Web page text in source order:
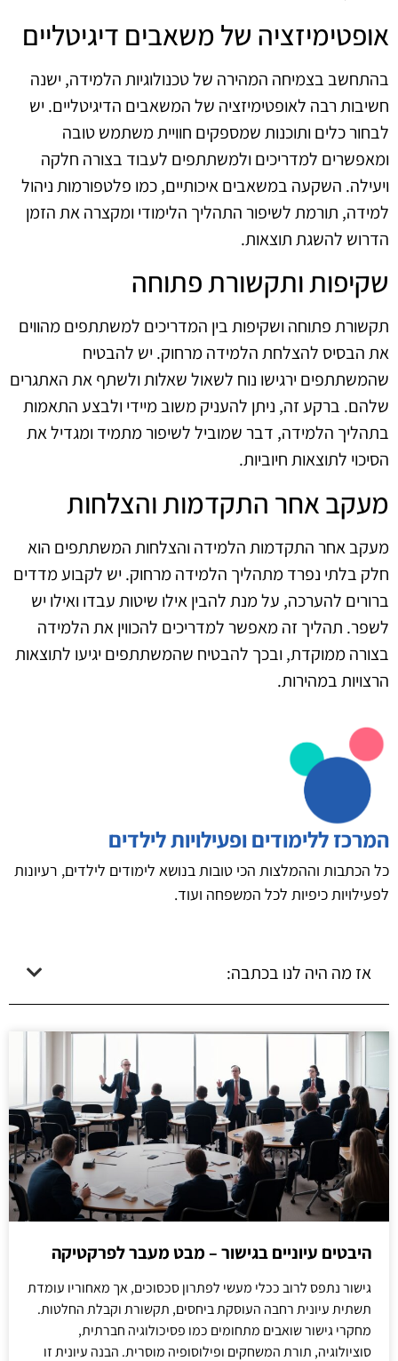
אופטימיזציה של משאבים דיגיטליים
בהתחשב בצמיחה המהירה של טכנולוגיות הלמידה, ישנה
חשיבות רבה לאופטימיזציה של המשאבים הדיגיטליים. יש
לבחור כלים ותוכנות שמספקים חוויית משתמש טובה
ומאפשרים למדריכים ולמשתתפים לעבוד בצורה חלקה
ויעילה. השקעה במשאבים איכותיים, כמו פלטפורמות ניהול
למידה, תורמת לשיפור התהליך הלימודי ומקצרה את הזמן
הדרוש להשגת תוצאות.
שקיפות ותקשורת פתוחה
תקשורת פתוחה ושקיפות בין המדריכים למשתתפים מהווים
את הבסיס להצלחת הלמידה מרחוק. יש להבטיח
שהמשתתפים ירגישו נוח לשאול שאלות ולשתף את האתגרים
שלהם. ברקע זה, ניתן להעניק משוב מיידי ולבצע התאמות
בתהליך הלמידה, דבר שמוביל לשיפור מתמיד ומגדיל את
הסיכוי לתוצאות חיוביות.
מעקב אחר התקדמות והצלחות
מעקב אחר התקדמות הלמידה והצלחות המשתתפים הוא
חלק בלתי נפרד מתהליך הלמידה מרחוק. יש לקבוע מדדים
ברורים להערכה, על מנת להבין אילו שיטות עבדו ואילו יש
לשפר. תהליך זה מאפשר למדריכים להכווין את הלמידה
בצורה ממוקדת, ובכך להבטיח שהמשתתפים יגיעו לתוצאות
הרצויות במהירות.
המרכז ללימודים ופעילויות לילדים
כל הכתבות וההמלצות הכי טובות בנושא לימודים לילדים, רעיונות
לפעילויות כיפיות לכל המשפחה ועוד.
אז מה היה לנו בכתבה:
היבטים עיוניים בגישור – מבט מעבר לפרקטיקה
גישור נתפס לרוב ככלי מעשי לפתרון סכסוכים, אך מאחוריו עומדת
תשתית עיונית רחבה העוסקת ביחסים, תקשורת וקבלת החלטות.
מחקרי גישור שואבים מתחומים כמו פסיכולוגיה חברתית,
סוציולוגיה, תורת המשחקים ופילוסופיה מוסרית. הבנה עיונית זו